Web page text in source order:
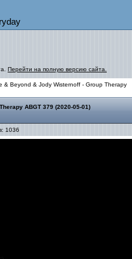
Перейти на полную версию сайта.
& Beyond & Jody Wisternoff - Group Therapy
ABGT 379 (2020-05-01)
1036